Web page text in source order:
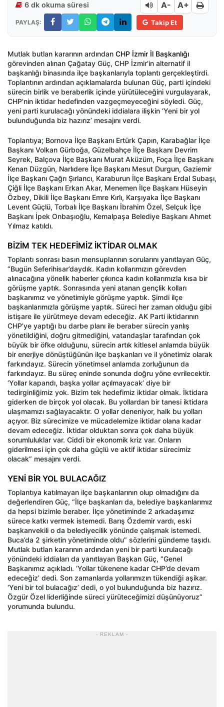
6 dk okuma süresi A- A+
PAYLAŞ: Takip Et
Mutlak butlan kararının ardından CHP İzmir İl Başkanlığı
görevinden alınan Çağatay Güç, CHP İzmir'in alternatif il
başkanlığı binasında ilçe başkanlarıyla toplantı gerçekleştirdi.
Toplantının ardından açıklamalarda bulunan Güç, parti içindeki
sürecin birlik ve beraberlik içinde yürütüleceğini vurgulayarak,
CHP'nin iktidar hedefinden vazgeçmeyeceğini söyledi. Güç,
yeni parti kurulacağı yönündeki iddialara ilişkin ‘Yeni bir yol
bulunduğunda biz hazırız’ mesajını verdi.
Toplantıya; Bornova İlçe Başkanı Ertürk Çapın, Karabağlar İlçe
Başkanı Volkan Gürboğa, Güzelbahçe İlçe Başkanı Devrim
Seyrek, Balçova İlçe Başkanı Murat Aküzüm, Foça İlçe Başkanı
Kenan Düzgün, Narlıdere İlçe Başkanı Mesut Durgun, Gaziemir
İlçe Başkanı Çağrı Şırlancı, Karaburun İlçe Başkanı Erdal Subaşı,
Çiğli İlçe Başkanı Erkan Akar, Menemen İlçe Başkanı Hüseyin
Özbey, Dikili İlçe Başkanı Emre Kırlı, Karşıyaka İlçe Başkanı
Levent Güçlü, Torbalı İlçe Başkanı İbrahim Özel, Selçuk İlçe
Başkanı İpek Onbaşıoğlu, Kemalpaşa Belediye Başkanı Ahmet
Yılmaz katıldı.
BİZİM TEK HEDEFİMİZ İKTİDAR OLMAK
Toplantı sonrası basın mensuplarının sorularını yanıtlayan Güç,
“Bugün Seferihisar’daydık. Kadın kollarımızın görevden
alınacağına yönelik haberler çıkınca kadın kollarımızla kısa bir
görüşme yaptık. Sonrasında yeni atanan gençlik kolları
başkanımız ve yönetimiyle görüşme yaptık. Şimdi ilçe
başkanlarımızla görüşme yaptık. Süreci her zaman olduğu gibi
istişare ile yürütmeye devam edeceğiz. AK Parti iktidarının
CHP’ye yaptığı bu darbe planı ile beraber sürecin yanlış
yönetildiğini, doğru gitmediğini, vatandaşlar tarafından çok
büyük bir öfke olduğunu, sürecin artık kitlesel anlamda büyük
bir enerjiye dönüştüğünün ilçe başkanları ve il yönetimiz olarak
farkındayız. Sürecin yönetimsel anlamda zorluğunun da
farkındayız. Bu süreç eninde sonunda doğru yöne evrilecektir.
‘Yollar kapandı, başka yollar açılmayacak’ diye bir
tedirginliğimiz yok. Bizim tek hedefimiz iktidar olmak. İktidara
giderken de birçok yol olacak. Bu yollardan bir tanesi iktidara
ulaşmamızı sağlayacaktır. O yollar deneniyor, halk bu yolları
açıyor. Biz sürecimize ve mücadelemize iktidar olana kadar
devam edeceğiz. İktidar olduktan sonra çok daha büyük
sorumluluklar var. Ciddi bir ekonomik kriz var. Onların
giderilmesi için çok daha güçlü ve aktif iktidar sürecimiz
olacak” mesajını verdi.
YENİ BİR YOL BULACAĞIZ
Toplantıya katılmayan ilçe başkanlarının olup olmadığını da
değerlendiren Güç, “İlçe başkanları da, belediye başkanlarımız
da hepsi bizimle beraber. İlçe yönetiminde 2 arkadaşımız
sürece katkı vermek istemedi. Barış Özdemir vardı, eski
başkanvekili o da belediyecilik yönünde çalışmak istemedi.
Buca’da 2 şirketin yönetiminde oldu” sözlerini gündeme taşıdı.
Mutlak butlan kararının ardından yeni bir parti kurulacağı
yönündeki iddiaları da yanıtlayan Başkan Güç, “Genel
Başkanımız açıkladı. ‘Yollar tükenene kadar CHP’de devam
edeceğiz’ dedi. Son zamanlarda yollarımızın tükendiği aşikar.
‘Yeni bir tol bulacağız’ dedi, o yol bulunduğunda biz hazırız.
Özgür Özel liderliğinde süreci yürüteceğimizi düşünüyoruz”
yorumunda bulundu.
- REKLAM -